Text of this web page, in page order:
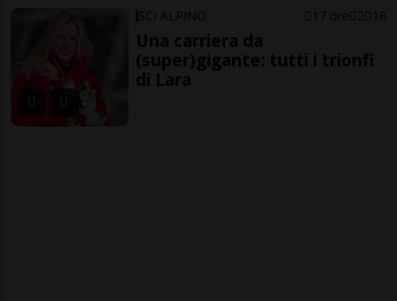
SCI ALPINO 17 ore 2 18
Una carriera da
(super)gigante: tutti i trionfi
di Lara